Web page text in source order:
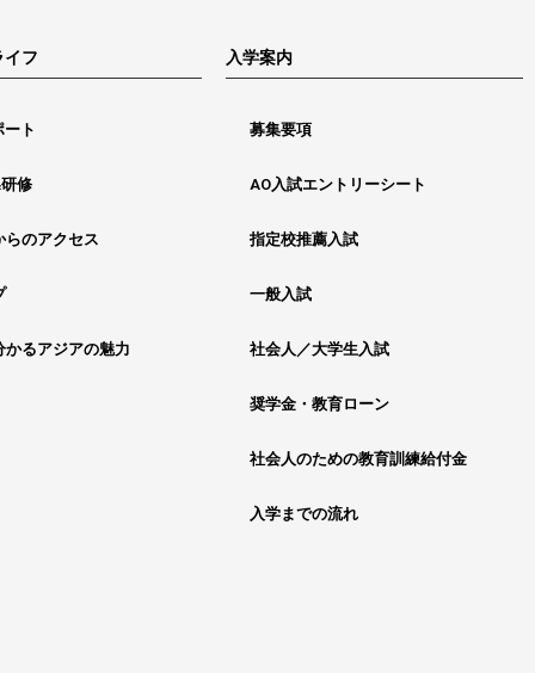
イフ
ート
修
らのアクセス
かるアジアの魅力
入学案内
募集要項
AO入試エントリーシート
指定校推薦入試
一般入試
社会人／大学生入試
奨学金・教育ローン
社会人のための教育訓練給付金
入学までの流れ